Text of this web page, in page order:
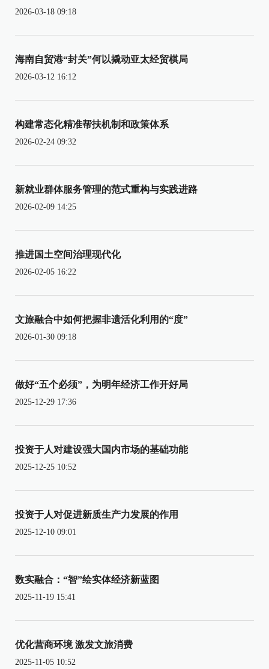
2026-03-18 09:18
海南自贸港“封关”何以撬动亚太经贸棋局
2026-03-12 16:12
构建常态化精准帮扶机制和政策体系
2026-02-24 09:32
新就业群体服务管理的范式重构与实践进路
2026-02-09 14:25
推进国土空间治理现代化
2026-02-05 16:22
文旅融合中如何把握非遗活化利用的“度”
2026-01-30 09:18
做好“五个必须”，为明年经济工作开好局
2025-12-29 17:36
投资于人对建设强大国内市场的基础功能
2025-12-25 10:52
投资于人对促进新质生产力发展的作用
2025-12-10 09:01
数实融合：“智”绘实体经济新蓝图
2025-11-19 15:41
优化营商环境 激发文旅消费
2025-11-05 10:52